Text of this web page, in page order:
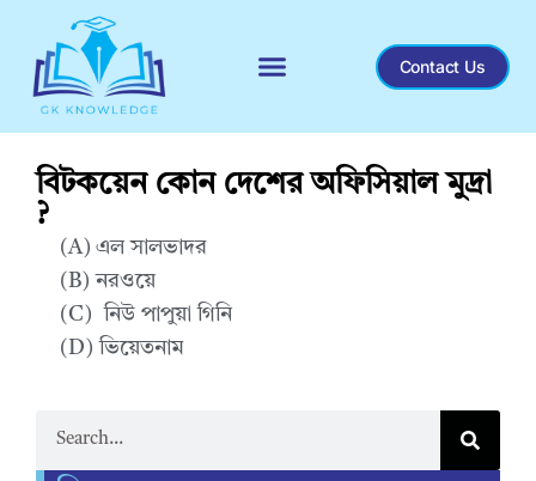
Contact Us
বিটকয়েন কোন দেশের অফিসিয়াল মুদ্রা
?
(A) এল সালভাদর
(B) নরওয়ে
(C) নিউ পাপুয়া গিনি
(D) ভিয়েতনাম